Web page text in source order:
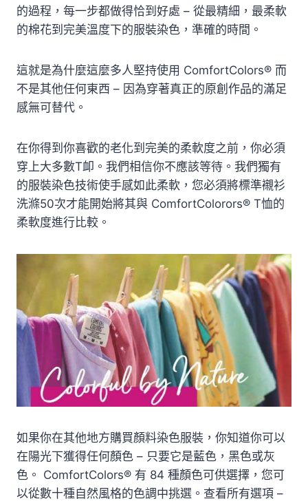
的過程，每一步都做得恰到好處 – 從最精細，最柔軟
的棉花到完美溫度下的服裝染色，準確的時間。
這就是為什麼這麼多人堅持使用 ComfortColors® 而
不是其他任何東西 – 因為穿著真正的原創作品的滿足
感無可替代。
在你得到你喜歡的老化到完美的柔軟度之前，你必須
穿上大多數T卹。我們相信你不應該等待。我們獨有
的服裝染色技術使手感如此柔軟，您必須將標準襯衫
洗滌50次才能開始將其與 ComfortColorors® T恤的
柔軟度進行比較。
如果你在其他地方購買顏料染色服裝，你知道你可以
在陽光下獲得任何顏色 – 只要它是藍色，黑色或灰
色。 ComfortColors® 有 84 種顏色可供選擇，您可
以從數十種自然風格的色調中挑選。查看所有選項 –